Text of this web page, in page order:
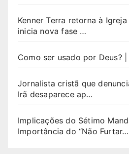
Kenner Terra retorna à
inicia nova fase …
Como ser usado por Deus?
Jornalista cristã que
Irã desaparece ap…
Implicações do Sétimo
Importância do “Não Furtar…